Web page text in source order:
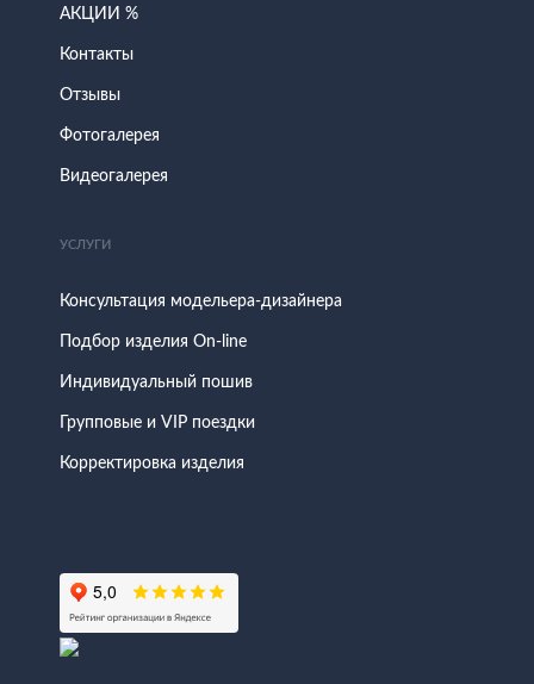
АКЦИИ %
Контакты
Отзывы
Фотогалерея
Видеогалерея
УСЛУГИ
Консультация модельера-дизайнера
Подбор изделия On-line
Индивидуальный пошив
Групповые и VIP поездки
Корректировка изделия